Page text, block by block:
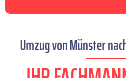
Umzug von Münster